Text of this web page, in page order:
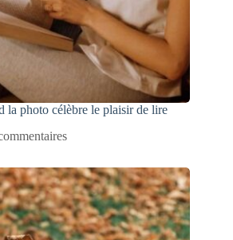
la photo célèbre le plaisir de lire